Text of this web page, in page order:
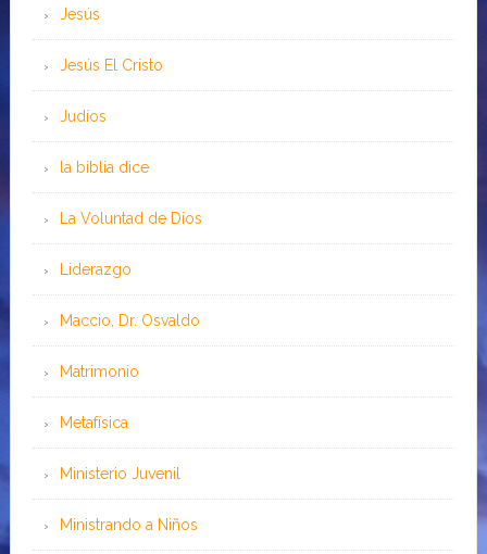
Jesús
Jesús El Cristo
Judíos
la biblia dice
La Voluntad de Dios
Liderazgo
Maccio, Dr. Osvaldo
Matrimonio
Metafísica
Ministerio Juvenil
Ministrando a Niños